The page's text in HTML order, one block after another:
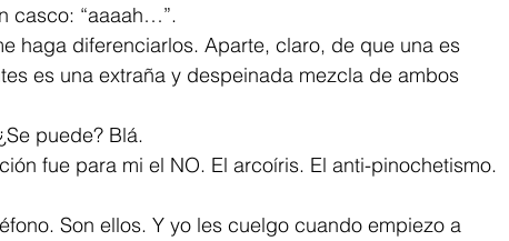
casco: “aaaah…”.
haga diferenciarlos. Aparte, claro, de que una es
es una extraña y despeinada mezcla de ambos
puede? Blá.
fue para mi el NO. El arcoíris. El anti-pinochetismo.
Son ellos. Y yo les cuelgo cuando empiezo a